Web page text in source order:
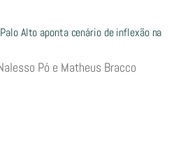
Alto aponta cenário de inflexão na
Pó e Matheus Bracco